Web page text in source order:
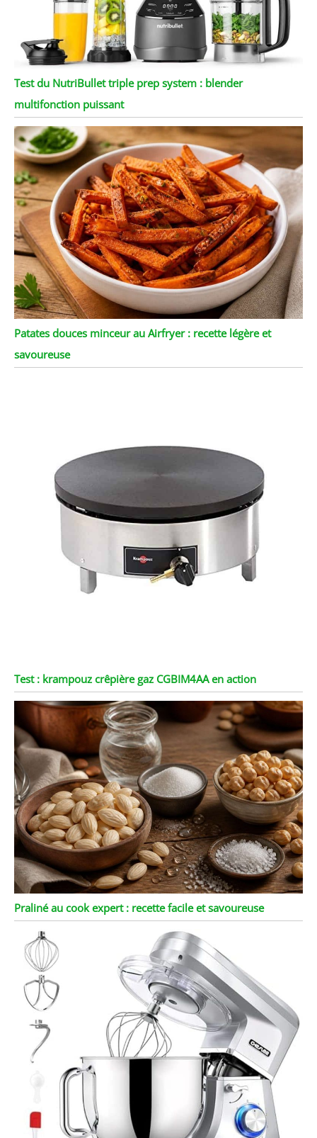
Test du NutriBullet triple prep system : blender
multifonction puissant
Patates douces minceur au Airfryer : recette légère et
savoureuse
Test : krampouz crêpière gaz CGBIM4AA en action
Praliné au cook expert : recette facile et savoureuse